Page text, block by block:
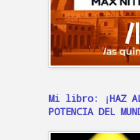
Mi libro: ¡HAZ
POTENCIA DEL